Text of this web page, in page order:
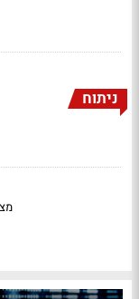
ניתוח